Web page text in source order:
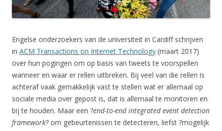
Engelse onderzoekers van de universiteit in Cardiff schrijven
in ACM Transactions on Internet Technology (maart 2017)
over hun pogingen om op basis van tweets te voorspellen
wanneer en waar er rellen uitbreken. Bij veel van die rellen is
achteraf vaak gemakkelijk vast te stellen wat er allemaal op
sociale media over gepost is, dat is allemaal te monitoren en
bij te houden. Maar een ?end-to-end integrated event detection
framework? om gebeurtenissen te detecteren, liefst ?mogelijk